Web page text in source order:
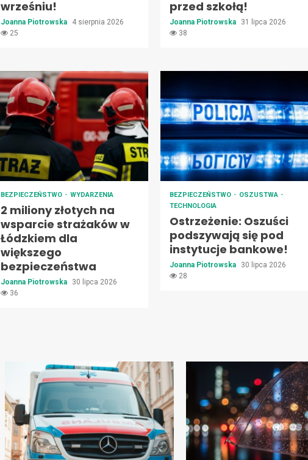
wrześniu!
Joanna Piotrowska
4 sierpnia 2026
25
przed szkołą!
Joanna Piotrowska
31 lipca 2026
38
BEZPIECZEŃSTWO WYDARZENIA
2 miliony złotych na
wsparcie strażaków w
Łódzkiem dla
większego
bezpieczeństwa
Joanna Piotrowska
30 lipca 2026
36
BEZPIECZEŃSTWO
OSZUSTWA
TECHNOLOGIA
Ostrzeżenie: Oszuści
podszywają się pod
instytucje bankowe!
Joanna Piotrowska
30 lipca 2026
28